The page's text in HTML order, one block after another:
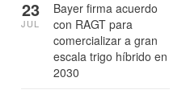
Bayer firma acuerdo
con RAGT para
comercializar a gran
escala trigo híbrido en
2030
23
JUL